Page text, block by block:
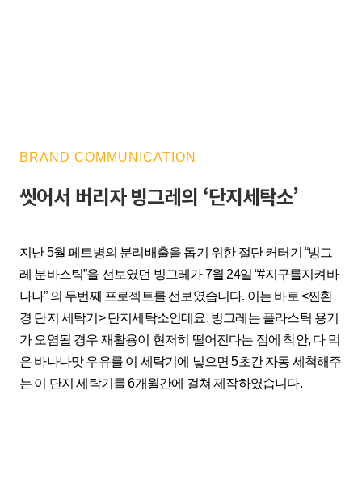
BRAND COMMUNICATION
씻어서 버리자 빙그레의 ‘단지세탁소’
지난 5월 페트병의 분리배출을 돕기 위한 절단 커터기 “빙그
레 분바스틱”을 선보였던 빙그레가 7월 24일 “#지구를지켜바
나나” 의 두번째 프로젝트를 선보였습니다. 이는 바로 <찐환
경 단지 세탁기> 단지세탁소인데요. 빙그레는 플라스틱 용기
가 오염될 경우 재활용이 현저히 떨어진다는 점에 착안, 다 먹
은 바나나맛 우유를 이 세탁기에 넣으면 5초간 자동 세척해주
는 이 단지 세탁기를 6개월간에 걸쳐 제작하였습니다.